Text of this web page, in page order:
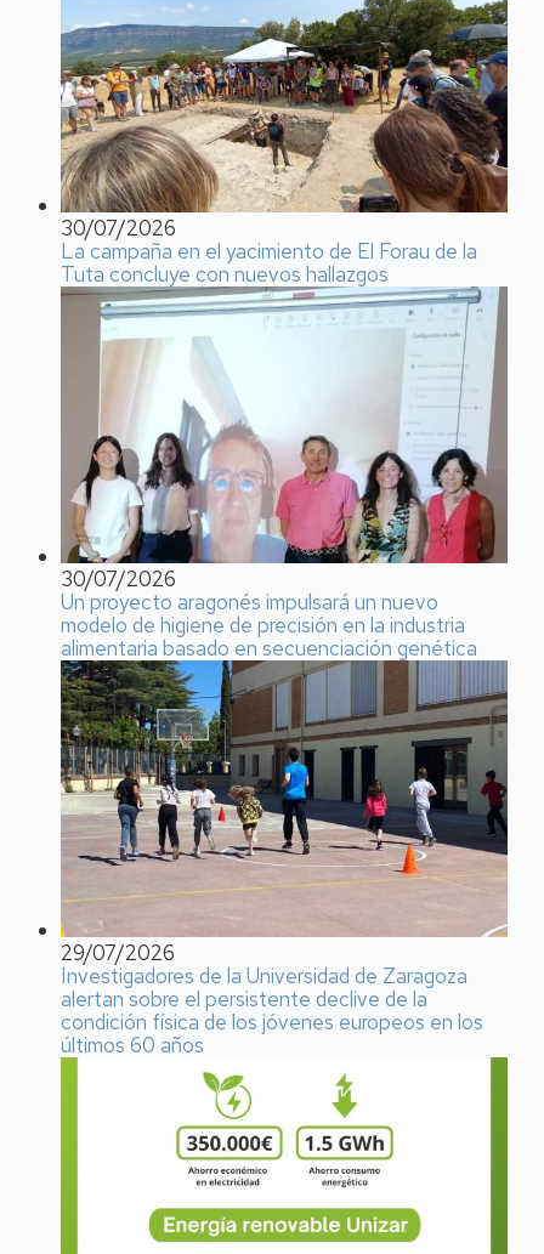
30/07/2026
La campaña en el yacimiento de El Forau de la
Tuta concluye con nuevos hallazgos
30/07/2026
Un proyecto aragonés impulsará un nuevo
modelo de higiene de precisión en la industria
alimentaria basado en secuenciación genética
29/07/2026
Investigadores de la Universidad de Zaragoza
alertan sobre el persistente declive de la
condición física de los jóvenes europeos en los
últimos 60 años